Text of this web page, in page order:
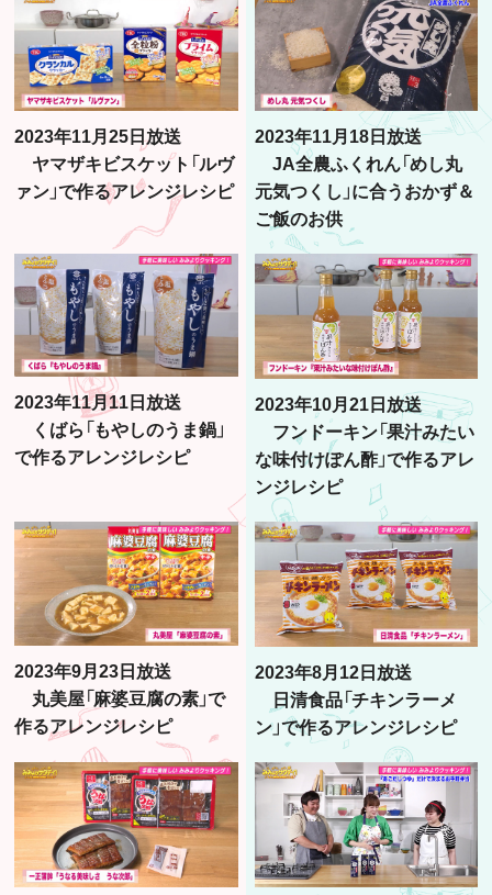
2023年11月25日放送
ヤマザキビスケット「ルヴ
ァン」で作るアレンジレシピ
2023年11月18日放送
JA全農ふくれん「めし丸
元気つくし」に合うおかず＆
ご飯のお供
2023年11月11日放送
くばら「もやしのうま鍋」
で作るアレンジレシピ
2023年10月21日放送
フンドーキン「果汁みたい
な味付けぽん酢」で作るアレ
ンジレシピ
2023年9月23日放送
丸美屋「麻婆豆腐の素」で
作るアレンジレシピ
2023年8月12日放送
日清食品「チキンラーメ
ン」で作るアレンジレシピ